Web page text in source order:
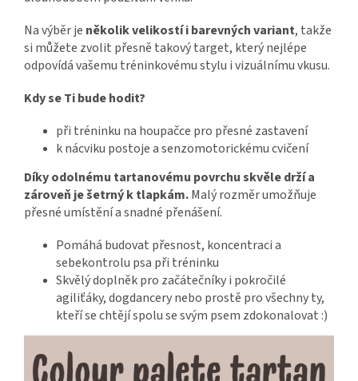
Na výběr je několik velikostí i barevných variant, takže
si můžete zvolit přesně takový target, který nejlépe
odpovídá vašemu tréninkovému stylu i vizuálnímu vkusu.
Kdy se Ti bude hodit?
při tréninku na houpačce pro přesné zastavení
k nácviku postoje a senzomotorickému cvičení
Díky odolnému tartanovému povrchu skvěle drží a
zároveň je šetrný k tlapkám.Malý rozměr umožňuje
přesné umístění a snadné přenášení.
Pomáhá budovat přesnost, koncentraci a
sebekontrolu psa při tréninku
Skvělý doplněk pro začátečníky i pokročilé
agiliťáky, dogdancery nebo prostě pro všechny ty,
kteří se chtějí spolu se svým psem zdokonalovat :)